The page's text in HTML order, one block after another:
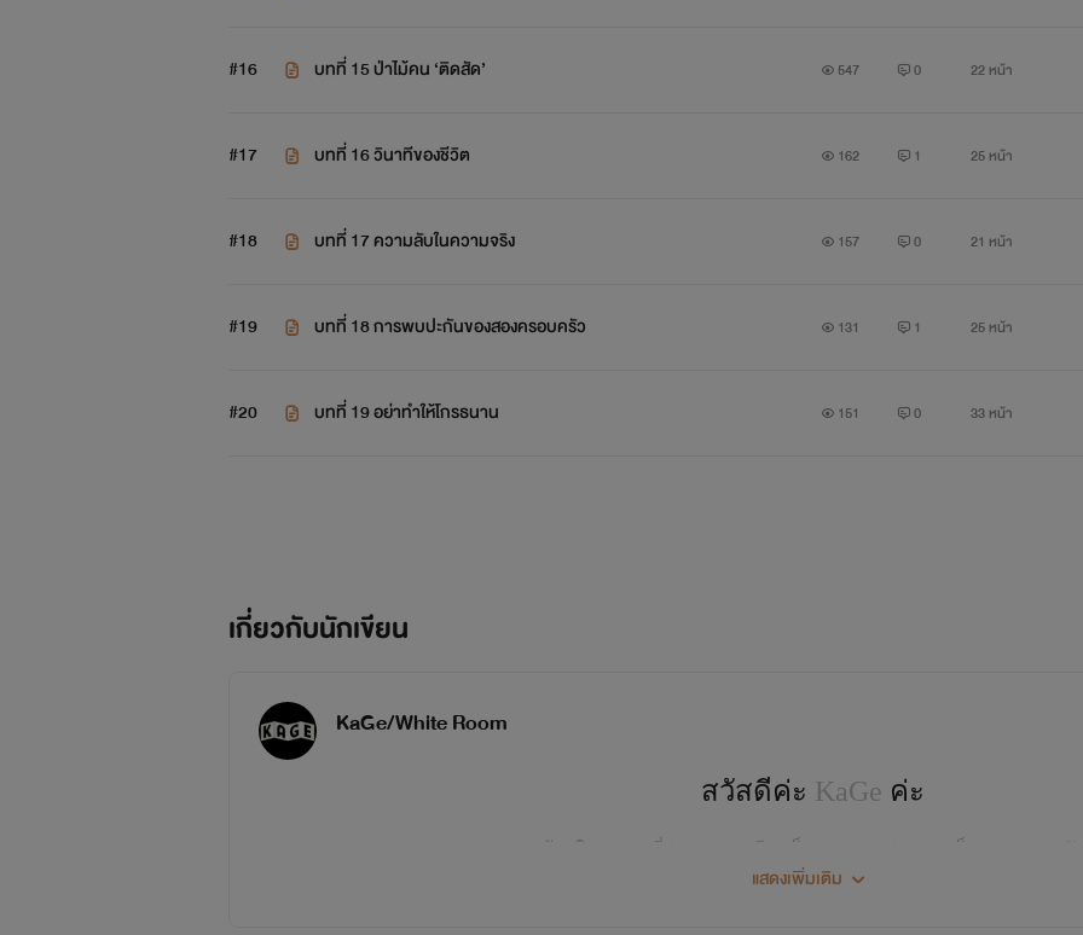
#16 บทที่ 15 ป่าไม้คน ‘ติดสัด’ 547 0 22 หน้า
#17 บทที่ 16 วินาทีของชีวิต 162 1 25 หน้า
#18 บทที่ 17 ความลับในความจริง 157 0 21 หน้า
#19 บทที่ 18 การพบปะกันของสองครอบครัว 131 1 25 หน้า
#20 บทที่ 19 อย่าทำให้โกรธนาน 151 0 33 หน้า
เกี่ยวกับนักเขียน
KaGe/White Room
สวัสดีค่ะ KaGe ค่ะ
แสดงเพิ่มเติม